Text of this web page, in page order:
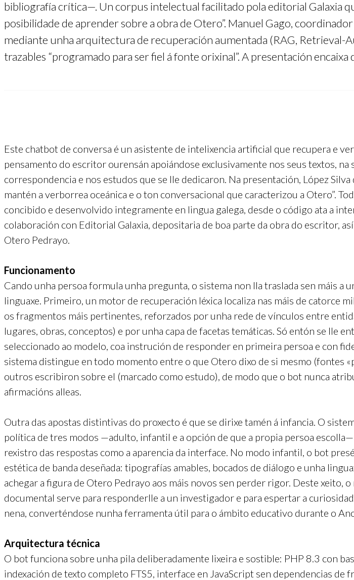
bibliografía crítica—. Un corpus intelectual facilitado pola editorial Galaxia
posibilidade de aprender sobre a obra de Otero”. Manuel Gago,
mediante unha arquitectura de recuperación aumentada (RAG, Retrieval-
trazables “programado para ser fiel á fonte orixinal”. A presentación
Este chatbot de conversa é un asistente de intelixencia artificial que recupera e
pensamento do escritor ourensán apoiándose exclusivamente nos seus textos, na
correspondencia e nos estudos que se lle dedicaron. Na presentación, López Silva
mantén a verborrea oceánica e o ton conversacional que caracterizou a Otero”.
concibido e desenvolvido integramente en lingua galega, desde o código ata a
colaboración con Editorial Galaxia, depositaria de boa parte da obra do escritor,
Otero Pedrayo.
Funcionamento
Cando unha persoa formula unha pregunta, o sistema non lla traslada sen máis a
linguaxe. Primeiro, un motor de recuperación léxica localiza nas máis de catorce
os fragmentos máis pertinentes, reforzados por unha rede de vínculos entre
lugares, obras, conceptos) e por unha capa de facetas temáticas. Só entón se lle
seleccionado ao modelo, coa instrución de responder en primeira persoa e con
sistema distingue en todo momento entre o que Otero dixo de si mesmo (fontes
outros escribiron sobre el (marcado como estudo), de modo que o bot nunca
afirmacións alleas.
Outra das apostas distintivas do proxecto é que se dirixe tamén á infancia. O
política de tres modos —adulto, infantil e a opción de que a propia persoa
rexistro das respostas como a aparencia da interface. No modo infantil, o bot
estética de banda deseñada: tipografías amables, bocados de diálogo e unha
achegar a figura de Otero Pedrayo aos máis novos sen perder rigor. Deste xeito,
documental serve para responderlle a un investigador e para espertar a
nena, converténdose nunha ferramenta útil para o ámbito educativo durante o
Arquitectura técnica
O bot funciona sobre unha pila deliberadamente lixeira e sostible: PHP 8.3 con
indexación de texto completo FTS5, interface en JavaScript sen dependencias de